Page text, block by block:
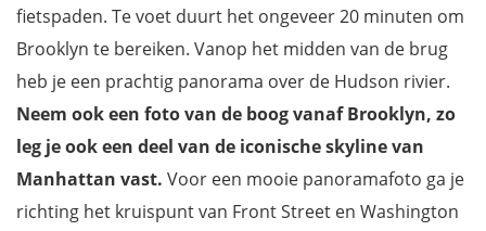
fietspaden. Te voet duurt het ongeveer 20 minuten om
Brooklyn te bereiken. Vanop het midden van de brug
heb je een prachtig panorama over de Hudson rivier.
Neem ook een foto van de boog vanaf Brooklyn, zo
leg je ook een deel van de iconische skyline van
Manhattan vast. Voor een mooie panoramafoto ga je
richting het kruispunt van Front Street en Washington